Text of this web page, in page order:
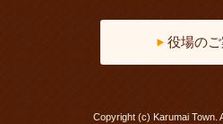
役場の
Copyright (c) Karumai Town.